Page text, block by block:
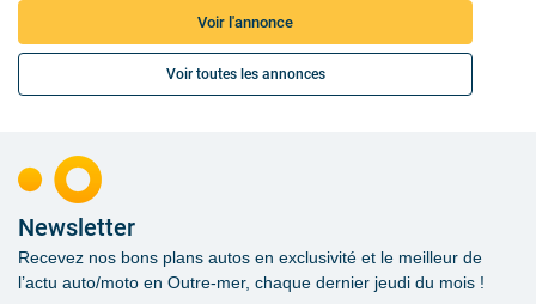
Voir l'annonce
Voir toutes les annonces
Newsletter
Recevez nos bons plans autos en exclusivité et le meilleur de
l’actu auto/moto en Outre-mer, chaque dernier jeudi du mois !